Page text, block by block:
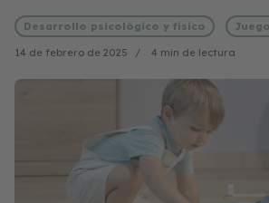
Desarrollo psicológico y físico
14 de febrero de 2025 4 min de lectura